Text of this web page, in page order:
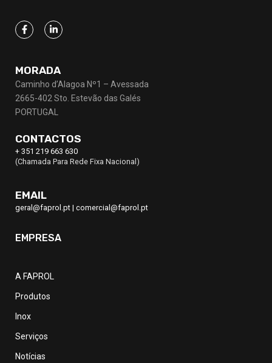
MORADA
Caminho d’Alagoa Nº1 – Avessada
2665-402 Sto. Estevão das Galés
PORTUGAL
CONTACTOS
+ 351 219 663 630
(Chamada Para Rede Fixa Nacional)
EMAIL
geral@faprol.pt | comercial@faprol.pt
EMPRESA
A FAPROL
Produtos
Inox
Serviços
Notícias